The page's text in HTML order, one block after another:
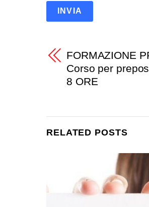
FORMAZIONE
Corso per
8 ORE
RELATED POSTS